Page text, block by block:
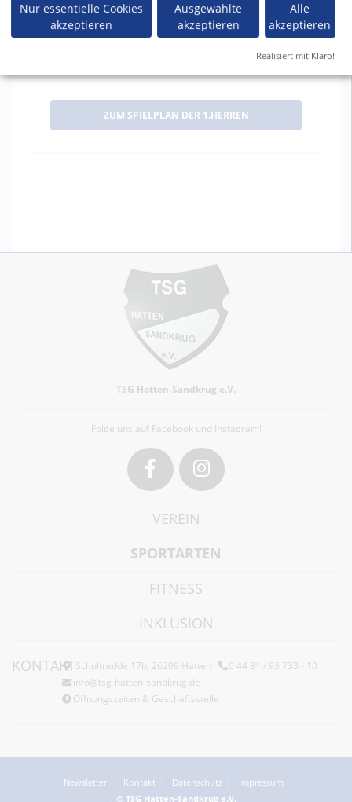
Spielplan
ZUM SPIELPLAN DER 1.HERREN
VEREIN
SPORTARTEN
FITNESS
INKLUSION
KONTAKTSchultredde 17b, 26209 Hatten
0 44 81 / 93 733 - 10
info@tsg-hatten-sandkrug.de
Öffnungszeiten & Geschäftsstelle
TSG Hatten-Sandkrug e.V.
Folge uns auf Facebook und Instagram!
Facebook Instagram
Newsletter Kontakt Datenschutz
Impressum
© TSG Hatten-Sandkrug e.V.
Nur essentielle Cookies
akzeptieren
Ausgewählte
akzeptieren
Alle
akzeptieren
Realisiert mit Klaro!